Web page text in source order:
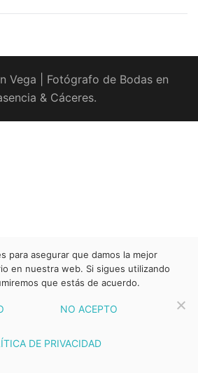
Vega | Fotógrafo de Bodas en
& Cáceres.
para asegurar que damos la mejor
en nuestra web. Si sigues utilizando
que estás de acuerdo.
NO ACEPTO
DE PRIVACIDAD